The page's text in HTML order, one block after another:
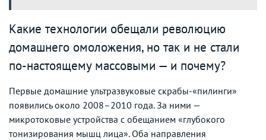
Какие технологии обещали революцию
домашнего омоложения, но так и не стали
по-настоящему массовыми — и почему?
Первые домашние ультразвуковые скрабы-«пилинги»
появились около 2008–2010 года. За ними —
микротоковые устройства с обещанием «глубокого
тонизирования мышц лица». Оба направления